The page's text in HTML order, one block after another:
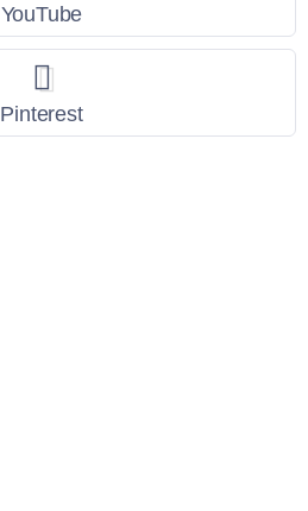
YouTube
Pinterest